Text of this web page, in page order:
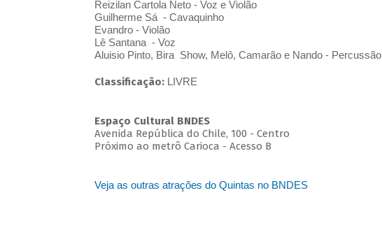
Reizilan Cartola Neto - Voz e Violão
Guilherme Sá - Cavaquinho
Evandro - Violão
Lê Santana - Voz
Aluisio Pinto, Bira Show, Melô, Camarão e Nando - Percussão
Classificação: LIVRE
Espaço Cultural BNDES
Avenida República do Chile, 100 - Centro
Próximo ao metrô Carioca - Acesso B
Veja as outras atrações do Quintas no BNDES